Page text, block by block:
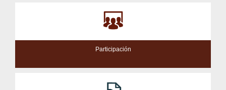
Participación